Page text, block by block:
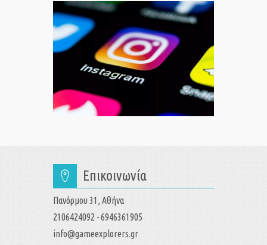
Επικοινωνία
Πανόρμου 31, Αθήνα
2106424092 - 6946361905
info@gameexplorers.gr